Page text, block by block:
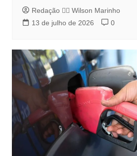
Redação 👨‍⚖️​ Wilson Marinho
13 de julho de 2026
0